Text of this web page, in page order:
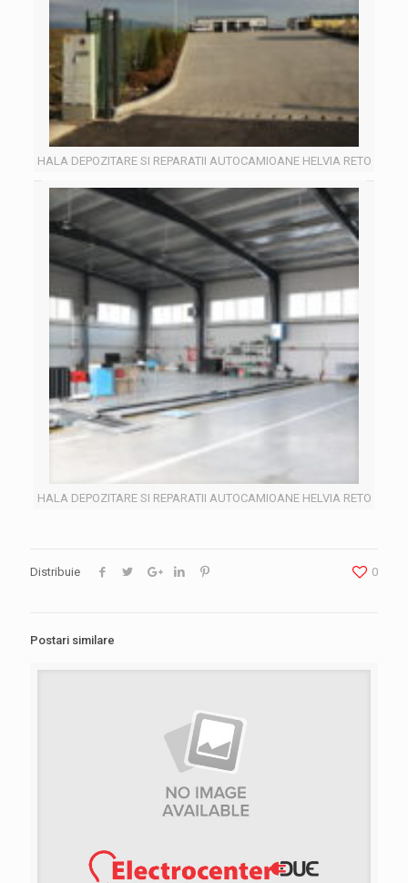
HALA DEPOZITARE SI REPARATII AUTOCAMIOANE HELVIA RETO
HALA DEPOZITARE SI REPARATII AUTOCAMIOANE HELVIA RETO
Distribuie 0
Postari similare